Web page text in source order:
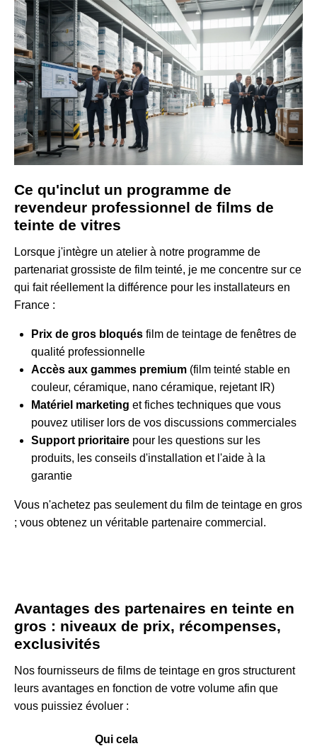
Ce qu'inclut un programme de
revendeur professionnel de films de
teinte de vitres
Lorsque j'intègre un atelier à notre programme de
partenariat grossiste de film teinté, je me concentre sur ce
qui fait réellement la différence pour les installateurs en
France :
Prix de gros bloqués film de teintage de fenêtres de
qualité professionnelle
Accès aux gammes premium (film teinté stable en
couleur, céramique, nano céramique, rejetant IR)
Matériel marketing et fiches techniques que vous
pouvez utiliser lors de vos discussions commerciales
Support prioritaire pour les questions sur les
produits, les conseils d'installation et l'aide à la
garantie
Vous n'achetez pas seulement du film de teintage en gros
; vous obtenez un véritable partenaire commercial.
Avantages des partenaires en teinte en
gros : niveaux de prix, récompenses,
exclusivités
Nos fournisseurs de films de teintage en gros structurent
leurs avantages en fonction de votre volume afin que
vous puissiez évoluer :
Qui cela